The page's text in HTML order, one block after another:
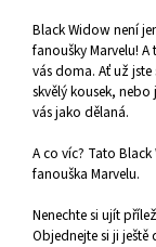
Black Widow není
fanoušky Marvelu!
vás doma. Ať už
skvělý kousek,
vás jako dělaná.
A co víc? Tato
fanouška Marvelu.
Nenechte si ujít
Objednejte si ji ještě